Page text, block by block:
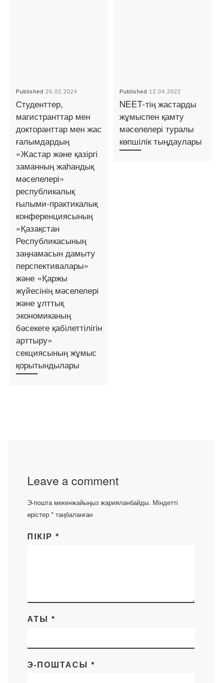
Published26.02.2024
Студенттер,
магистранттар мен
докторанттар мен жас
ғалымдардың
«Жастар және қазіргі
заманның жаһандық
мәселелері»
республикалық
ғылыми-практикалық
конференциясының
«Қазақстан
Республикасының
заңнамасын дамыту
перспективалары»
және «Қаржы
жүйесінің мәселелері
және ұлттық
экономиканың
бәсекеге қабілеттілігін
арттыру»
секциясының жұмыс
қорытындылары
Published 12.04.2022
NEET-тің жастарды
жұмыспен қамту
мәселелері туралы
көпшілік тыңдаулары
Leave a comment
Э-пошта мекенжайыңыз жарияланбайды. Міндетті
өрістер * таңбаланған
ПІКІР *
АТЫ *
Э-ПОШТАСЫ *